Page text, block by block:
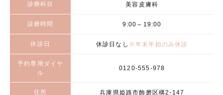
診療科目 美容皮膚科
診療時間 9:00～19:00
休診日 休診日なし ※年末年始のみ休診
予約専用ダイヤ
ル
0120-555-978
住所 兵庫県姫路市飾磨区構2-147